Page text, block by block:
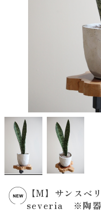
【M】サンスベ
severia ※陶器